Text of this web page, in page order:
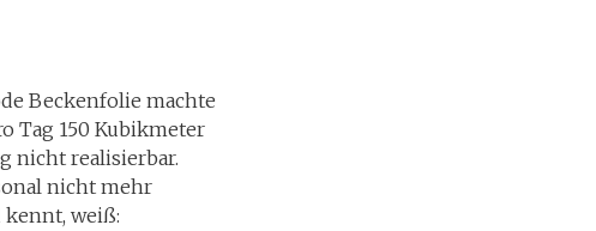
Beckenfolie machte
Tag 150 Kubikmeter
nicht realisierbar.
nicht mehr
kennt, weiß: